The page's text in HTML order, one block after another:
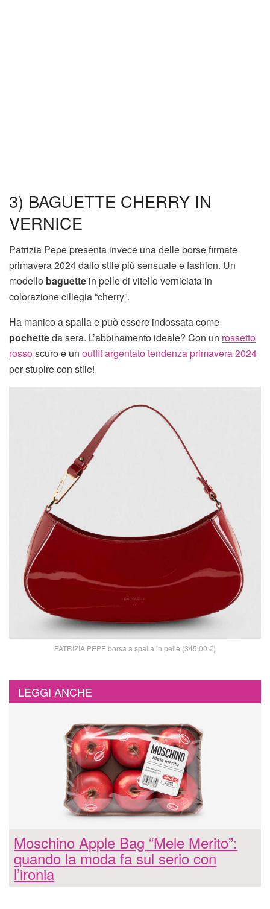
3) BAGUETTE CHERRY IN
VERNICE
Patrizia Pepe presenta invece una delle borse firmate
primavera 2024 dallo stile più sensuale e fashion. Un
modello baguette in pelle di vitello verniciata in
colorazione ciliegia “cherry”.
Ha manico a spalla e può essere indossata come
pochetteda sera. L’abbinamento ideale? Con un rossetto
rossoscuro e un outfit argentato tendenza primavera 2024
per stupire con stile!
PATRIZIA PEPE borsa a spalla in pelle (345,00 €)
LEGGI ANCHE
Moschino Apple Bag “Mele Merito”:
quando la moda fa sul serio con
l’ironia